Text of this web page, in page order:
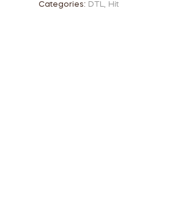
Categories: DTL, Hit